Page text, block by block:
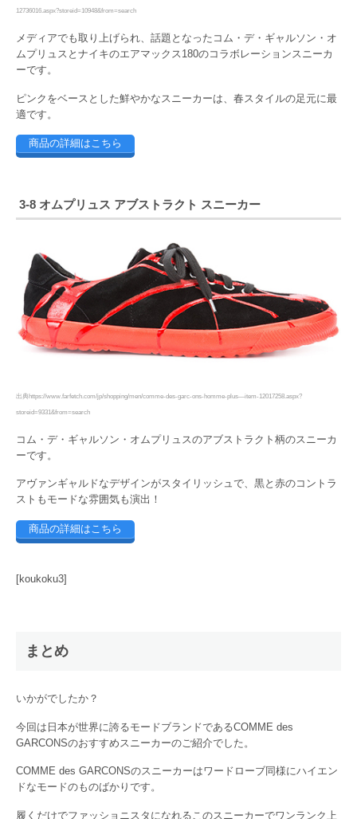
12736016.aspx?storeid=10948&from=search
メディアでも取り上げられ、話題となったコム・デ・ギャルソン・オ
ムプリュスとナイキのエアマックス180のコラボレーションスニーカ
ーです。
ピンクをベースとした鮮やかなスニーカーは、春スタイルの足元に最
適です。
商品の詳細はこちら
3-8 オムプリュス アブストラクト スニーカー
出典https://www.farfetch.com/jp/shopping/men/comme-des-garc-ons-homme-plus—item-12017258.aspx?
storeid=9331&from=search
コム・デ・ギャルソン・オムプリュスのアブストラクト柄のスニーカ
ーです。
アヴァンギャルドなデザインがスタイリッシュで、黒と赤のコントラ
ストもモードな雰囲気も演出！
商品の詳細はこちら
[koukoku3]
まとめ
いかがでしたか？
今回は日本が世界に誇るモードブランドであるCOMME des
GARCONSのおすすめスニーカーのご紹介でした。
COMME des GARCONSのスニーカーはワードローブ同様にハイエン
ドなモードのものばかりです。
履くだけでファッショニスタになれるこのスニーカーでワンランク上